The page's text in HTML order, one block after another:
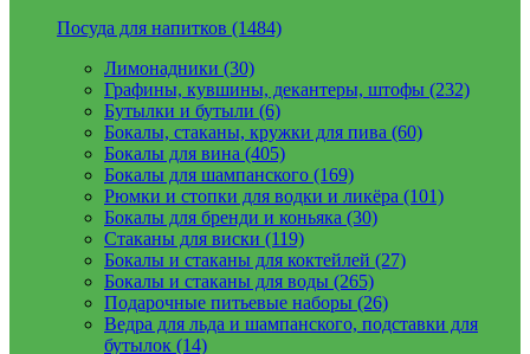
Посуда для напитков (1484)
Лимонадники (30)
Графины, кувшины, декантеры, штофы (232)
Бутылки и бутыли (6)
Бокалы, стаканы, кружки для пива (60)
Бокалы для вина (405)
Бокалы для шампанского (169)
Рюмки и стопки для водки и ликёра (101)
Бокалы для бренди и коньяка (30)
Стаканы для виски (119)
Бокалы и стаканы для коктейлей (27)
Бокалы и стаканы для воды (265)
Подарочные питьевые наборы (26)
Ведра для льда и шампанского, подставки для
бутылок (14)